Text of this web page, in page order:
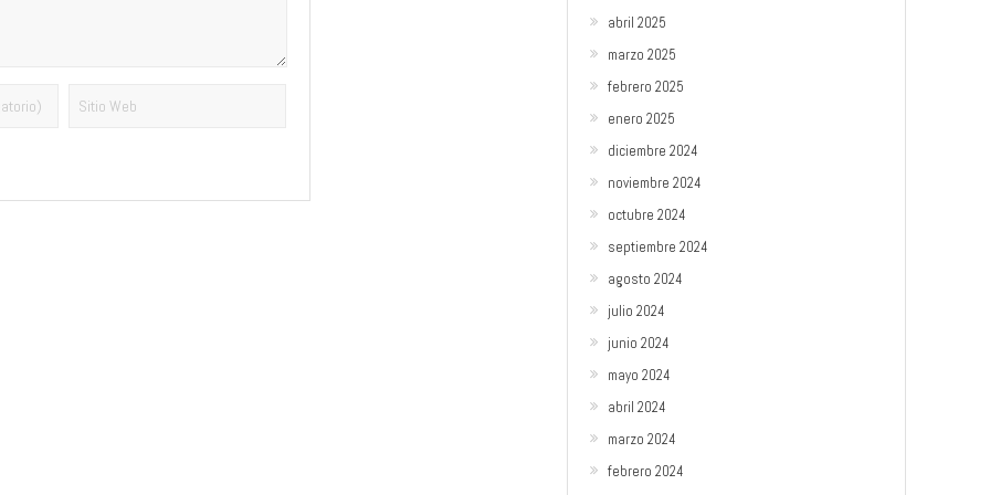
abril 2025
marzo 2025
febrero 2025
enero 2025
diciembre 2024
noviembre 2024
octubre 2024
septiembre 2024
agosto 2024
julio 2024
junio 2024
mayo 2024
abril 2024
marzo 2024
febrero 2024